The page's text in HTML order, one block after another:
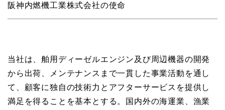
阪神内燃機工業株式会社の使命
当社は、舶用ディーゼルエンジン及び周辺機器の開発
から出荷、メンテナンスまで一貫した事業活動を通し
て、顧客に独自の技術力とアフターサービスを提供し
満足を得ることを基本とする。国内外の海運業、漁業